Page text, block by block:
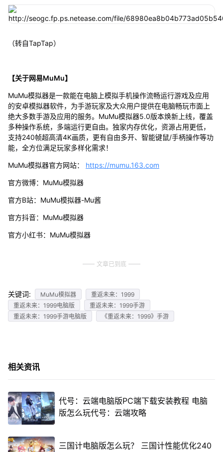
（转自TapTap）
【关于网易MuMu】
MuMu模拟器是一款能在电脑上模拟手机操作流畅运行游戏及应用
的安卓模拟器软件，为手游玩家及大众用户提供在电脑畅玩市面上
绝大多数手游及应用的服务。MuMu模拟器5.0版本焕新上线，覆盖
多种操作系统，多端运行更自由。独家内存优化，资源占用更低，
支持240帧超高清4K画质，更有自由多开、智能键鼠/手柄操作等功
能，全方位满足玩家多样化需求！
MuMu模拟器官方网站： https://mumu.163.com
官方微博：MuMu模拟器
官方B站：MuMu模拟器-Mu酱
官方抖音：MuMu模拟器
官方小红书：MuMu模拟器
文章已到底
关键词: MuMu模拟器
重返未来：1999
重返未来：1999电脑版
重返未来：1999手游
重返未来：1999手游电脑版
《重返未来：1999》手游
相关资讯
代号：云端电脑版PC端下载安装教程 电脑
版怎么玩代号：云端攻略
三国计电脑版怎么玩？ 三国计性能优化240